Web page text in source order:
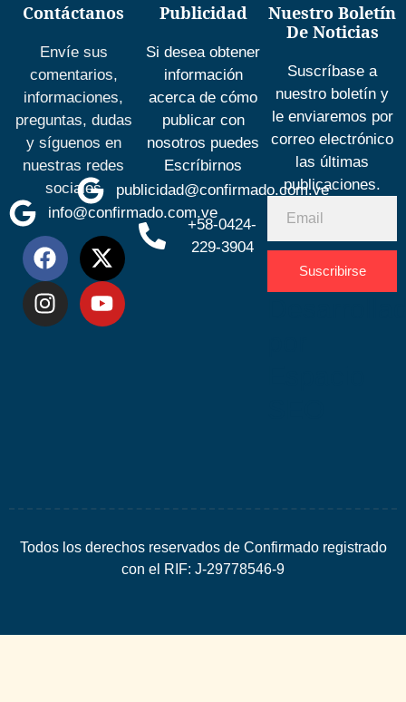
Contáctanos
Envíe sus
comentarios,
informaciones,
preguntas, dudas
y síguenos en
nuestras redes
sociales
info@confirmado.com.ve
Publicidad
Si desea obtener
información
acerca de cómo
publicar con
nosotros puedes
Escríbirnos
publicidad@confirmado.com.ve
+58-0424-
229-3904
Nuestro Boletín
De Noticias
Suscríbase a
nuestro boletín y
le enviaremos por
correo electrónico
las últimas
publicaciones.
Suscribirse
Todos los derechos reservados de Confirmado registrado
con el RIF: J-29778546-9